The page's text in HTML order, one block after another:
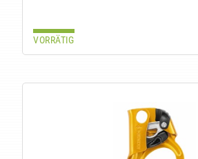
VORRÄTIG